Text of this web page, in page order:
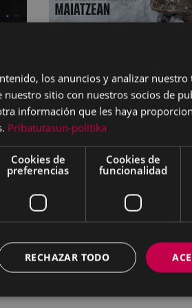
08/05/2026 - 31/
COLISEO ANTZOKIA
los anuncios y analizar nuestro
sitio con nuestros socios de
información que les haya
Pribatutasun-politika
Cookies de
preferencias
Cookies de
funcionalidad
RECHAZAR TODO